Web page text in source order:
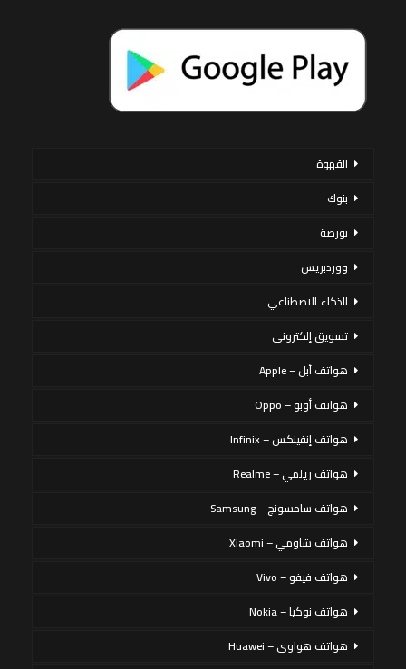
القهوة
بنوك
بورصة
ووردبريس
الذكاء الاصطناعي
تسويق إلكتروني
هواتف أبل – Apple
هواتف أوبو – Oppo
هواتف إنفينكس – Infinix
هواتف ريلمي – Realme
هواتف سامسونج – Samsung
هواتف شاومي – Xiaomi
هواتف فيفو – Vivo
هواتف نوكيا – Nokia
هواتف هواوي – Huawei